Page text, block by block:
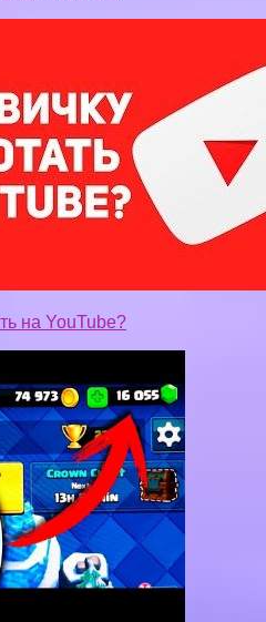
на YouTube?
БАГ С ГЕМАМИ!
ROYALE! БАГИ В
ФЕЙЛЫ